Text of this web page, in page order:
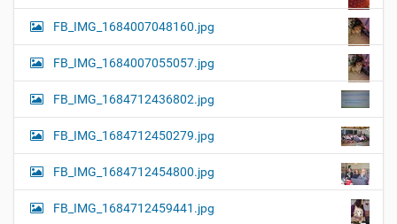
FB_IMG_1684007048160.jpg
FB_IMG_1684007055057.jpg
FB_IMG_1684712436802.jpg
FB_IMG_1684712450279.jpg
FB_IMG_1684712454800.jpg
FB_IMG_1684712459441.jpg